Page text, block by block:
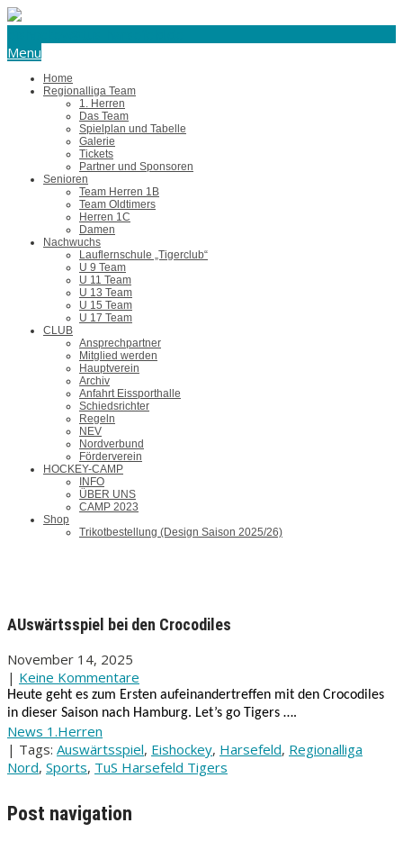
Menu
Home
Regionalliga Team
1. Herren
Das Team
Spielplan und Tabelle
Galerie
Tickets
Partner und Sponsoren
Senioren
Team Herren 1B
Team Oldtimers
Herren 1C
Damen
Nachwuchs
Lauflernschule „Tigerclub“
U 9 Team
U 11 Team
U 13 Team
U 15 Team
U 17 Team
CLUB
Ansprechpartner
Mitglied werden
Hauptverein
Archiv
Anfahrt Eissporthalle
Schiedsrichter
Regeln
NEV
Nordverbund
Förderverein
HOCKEY-CAMP
INFO
ÜBER UNS
CAMP 2023
Shop
Trikotbestellung (Design Saison 2025/26)
AUswärtsspiel bei den Crocodiles
November 14, 2025
| Keine Kommentare
Heute geht es zum Ersten aufeinandertreffen mit den Crocodiles
in dieser Saison nach Hamburg. Let’s go Tigers ….
News 1.Herren
| Tags: Auswärtsspiel, Eishockey, Harsefeld, Regionalliga
Nord, Sports, TuS Harsefeld Tigers
Post navigation